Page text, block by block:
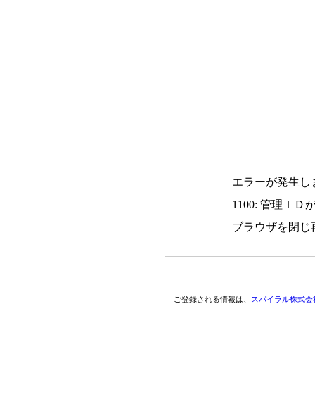
エラーが発生し
1100: 管理ＩＤ
ブラウザを閉じ
ご登録される情報は、 スパイラル株式会